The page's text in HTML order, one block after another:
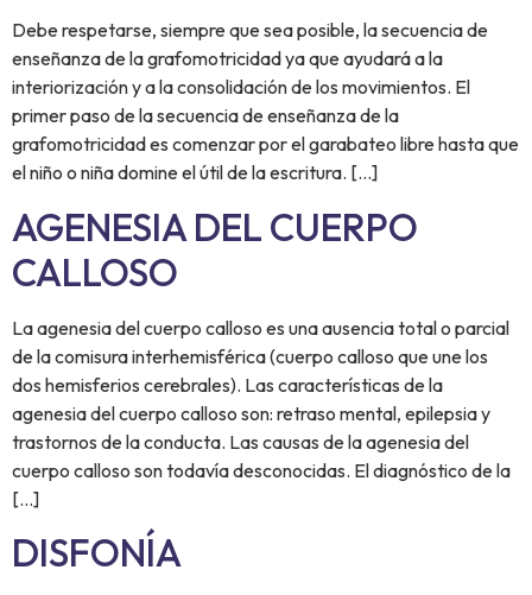
Debe respetarse, siempre que sea posible, la secuencia de
enseñanza de la grafomotricidad ya que ayudará a la
interiorización y a la consolidación de los movimientos. El
primer paso de la secuencia de enseñanza de la
grafomotricidad es comenzar por el garabateo libre hasta que
el niño o niña domine el útil de la escritura. […]
AGENESIA DEL CUERPO
CALLOSO
La agenesia del cuerpo calloso es una ausencia total o parcial
de la comisura interhemisférica (cuerpo calloso que une los
dos hemisferios cerebrales). Las características de la
agenesia del cuerpo calloso son: retraso mental, epilepsia y
trastornos de la conducta. Las causas de la agenesia del
cuerpo calloso son todavía desconocidas. El diagnóstico de la
[…]
DISFONÍA